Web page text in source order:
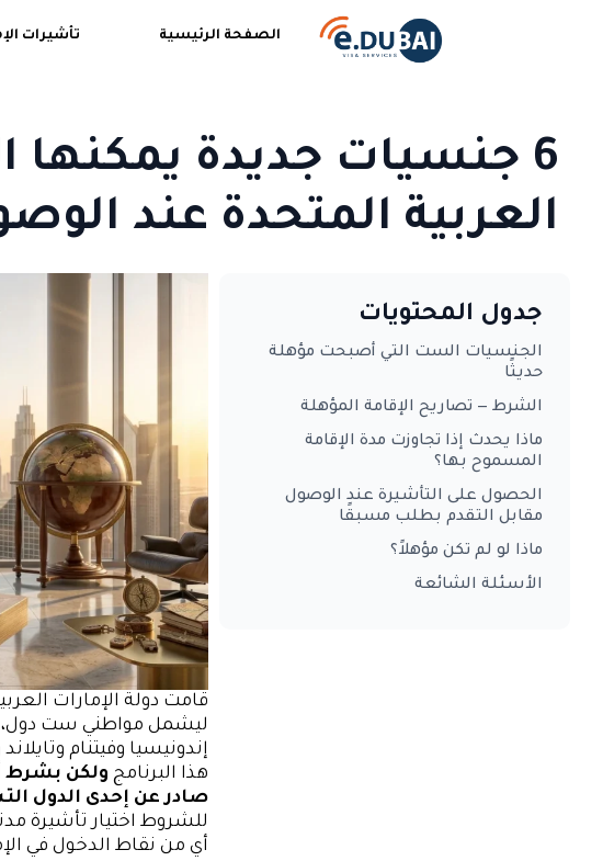
الصفحة الرئيسية تأشيرات
6 جنسيات جديدة يمكنها
العربية المتحدة عند
جدول المحتويات
الجنسيات الست التي أصبحت مؤهلة
حديثًا
الشرط — تصاريح الإقامة المؤهلة
ماذا يحدث إذا تجاوزت مدة الإقامة
المسموح بها؟
الحصول على التأشيرة عند الوصول
مقابل التقدم بطلب مسبقًا
ماذا لو لم تكن مؤهلاً؟
الأسئلة الشائعة
قامت دولة الإمارات
إندونيسيا وفيتنام
هذا البرنامج ولكن بشرط
صادر عن إحدى الدول
أي من نقاط الدخول في